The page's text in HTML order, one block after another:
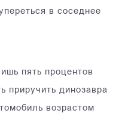
в соседнее
пять процентов
приручить динозавра
возрастом